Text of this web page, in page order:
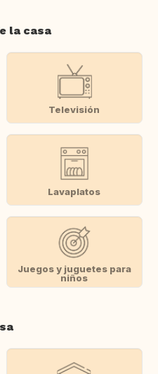
la casa
Televisión
Lavaplatos
Juegos y juguetes para
niños